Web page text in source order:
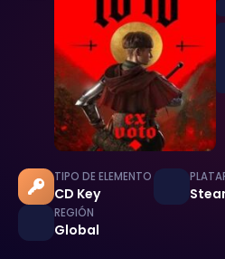
TIPO DE ELEMENTO
CD Key
REGIÓN
Global